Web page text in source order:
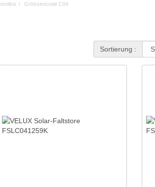
Grössencode C04
Sortierung :